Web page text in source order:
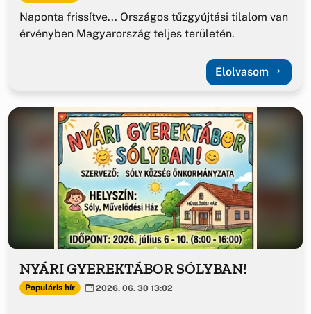
Naponta frissítve... Országos tűzgyújtási tilalom van
érvényben Magyarország teljes területén.
Elolvasom
NYÁRI GYEREKTÁBOR SÓLYBAN!
Populáris hír 2026. 06. 30 13:02